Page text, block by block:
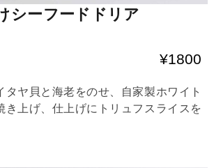
シーフードドリア
¥1800
タヤ貝と海老をのせ、自家製ホワイト
き上げ、仕上げにトリュフスライスを